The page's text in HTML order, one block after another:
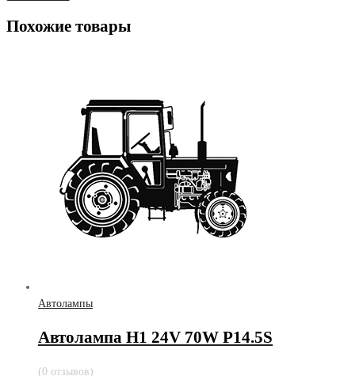
Похожие товары
Автолампы
Автолампа Н1 24V 70W P14.5S
(0 отзывов)